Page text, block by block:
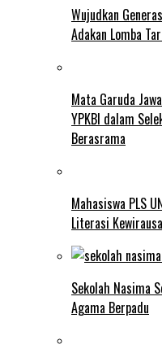
Wujudkan
Adakan Lomba
Mata Garuda
YPKBI dalam
Berasrama
Mahasiswa PLS
Literasi
Sekolah Nasima
Agama Berpadu